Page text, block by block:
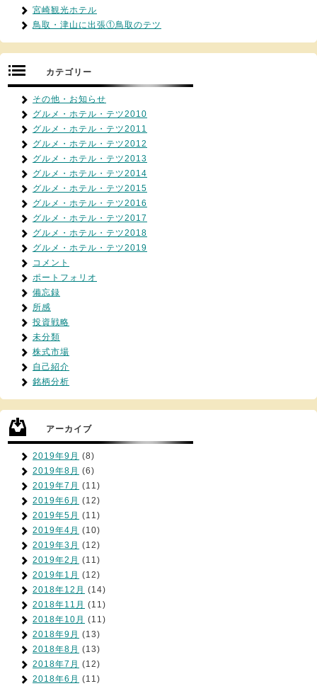
宮崎観光ホテル
鳥取・津山に出張①鳥取のテツ
カテゴリー
その他・お知らせ
グルメ・ホテル・テツ2010
グルメ・ホテル・テツ2011
グルメ・ホテル・テツ2012
グルメ・ホテル・テツ2013
グルメ・ホテル・テツ2014
グルメ・ホテル・テツ2015
グルメ・ホテル・テツ2016
グルメ・ホテル・テツ2017
グルメ・ホテル・テツ2018
グルメ・ホテル・テツ2019
コメント
ポートフォリオ
備忘録
所感
投資戦略
未分類
株式市場
自己紹介
銘柄分析
アーカイブ
2019年9月 (8)
2019年8月 (6)
2019年7月 (11)
2019年6月 (12)
2019年5月 (11)
2019年4月 (10)
2019年3月 (12)
2019年2月 (11)
2019年1月 (12)
2018年12月 (14)
2018年11月 (11)
2018年10月 (11)
2018年9月 (13)
2018年8月 (13)
2018年7月 (12)
2018年6月 (11)